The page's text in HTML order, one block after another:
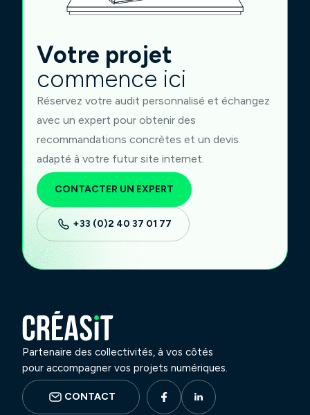
Votre projet
commence ici
Réservez votre audit personnalisé et échangez
avec un expert pour obtenir des
recommandations concrètes et un devis
adapté à votre futur site internet.
CONTACTER UN EXPERT
+33 (0)2 40 37 01 77
Partenaire des collectivités, à vos côtés
pour accompagner vos projets numériques.
CONTACT